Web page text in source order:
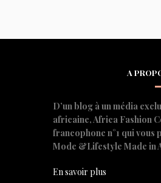
A
D’un blog à un média
africaine, Africa Fashion
francophone n°1 qui vous
Mode &Lifestyle Made in
En savoir plus